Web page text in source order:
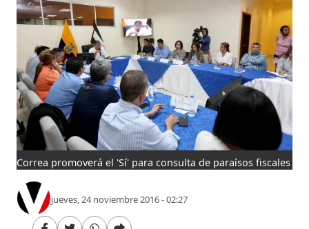
Correa promoverá el 'Sí' para consulta de paraísos fiscales
jueves, 24 noviembre 2016 - 02:27